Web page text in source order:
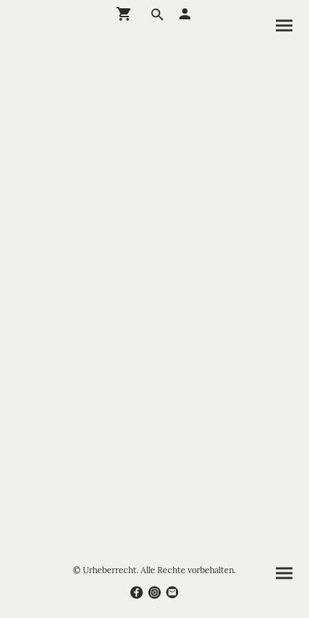
© Urheberrecht. Alle Rechte vorbehalten.